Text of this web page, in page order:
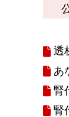
透
あ
腎
腎